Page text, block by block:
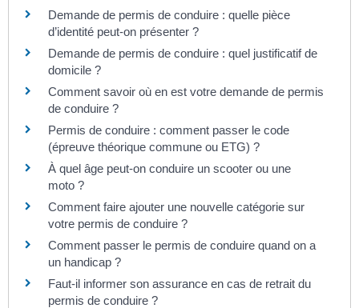
Demande de permis de conduire : quelle pièce
d’identité peut-on présenter ?
Demande de permis de conduire : quel justificatif de
domicile ?
Comment savoir où en est votre demande de permis
de conduire ?
Permis de conduire : comment passer le code
(épreuve théorique commune ou ETG) ?
À quel âge peut-on conduire un scooter ou une
moto ?
Comment faire ajouter une nouvelle catégorie sur
votre permis de conduire ?
Comment passer le permis de conduire quand on a
un handicap ?
Faut-il informer son assurance en cas de retrait du
permis de conduire ?